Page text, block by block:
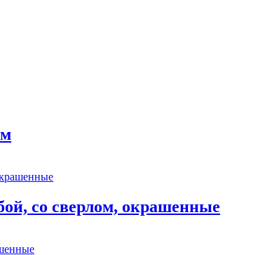
со сверлом, окрашенные